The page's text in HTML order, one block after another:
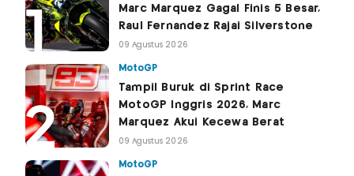
Marc Marquez Gagal Finis 5 Besar,
Raul Fernandez Rajai Silverstone
09 Agustus 2026
MotoGP
Tampil Buruk di Sprint Race
MotoGP Inggris 2026, Marc
Marquez Akui Kecewa Berat
09 Agustus 2026
MotoGP